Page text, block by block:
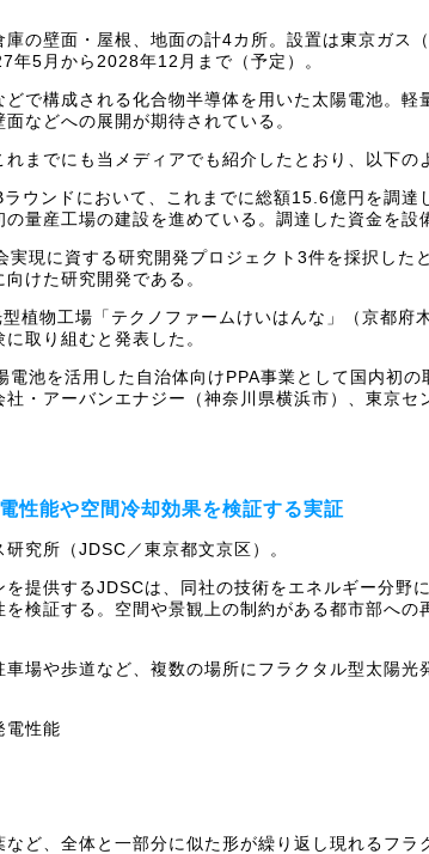
の壁面・屋根、地面の計4カ所。設置は東京ガス
年5月から2028年12月まで（予定）。
で構成される化合物半導体を用いた太陽電池。
などへの展開が期待されている。
までにも当メディアでも紹介したとおり、以下の
ウンドにおいて、これまでに総額15.6億円を調達
量産工場の建設を進めている。調達した資金を設
現に資する研究開発プロジェクト3件を採択した
けた研究開発である。
植物工場「テクノファームけいはんな」（京都府
取り組むと発表した。
池を活用した自治体向けPPA事業として国内初
社・アーバンエナジー（神奈川県横浜市）、東京
性能や空間冷却効果を検証する実証
究所（JDSC／東京都文京区）。
提供するJDSCは、同社の技術をエネルギー分野
検証する。空間や景観上の制約がある都市部へ
場や歩道など、複数の場所にフラクタル型太陽
電性能
ど、全体と一部分に似た形が繰り返し現れるフ